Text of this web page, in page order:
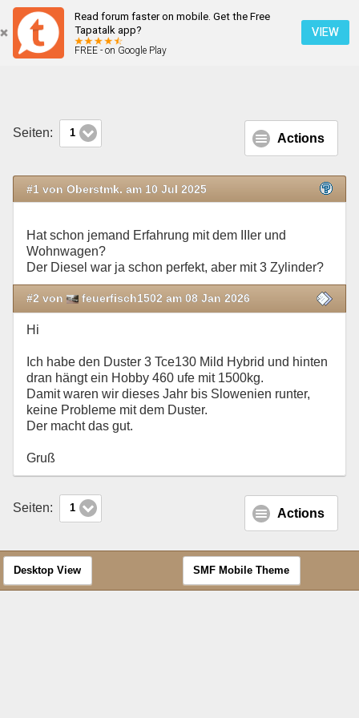
Read forum faster on mobile. Get the Free
Tapatalk app?
FREE - on Google Play
VIEW
anhängerbetrieb
Seiten: 1 Actions
#1 von Oberstmk. am 10 Jul 2025
Hat schon jemand Erfahrung mit dem IIIer und
Wohnwagen?
Der Diesel war ja schon perfekt, aber mit 3 Zylinder?
#2 von feuerfisch1502 am 08 Jan 2026
Hi
Ich habe den Duster 3 Tce130 Mild Hybrid und hinten
dran hängt ein Hobby 460 ufe mit 1500kg.
Damit waren wir dieses Jahr bis Slowenien runter,
keine Probleme mit dem Duster.
Der macht das gut.
Gruß
Seiten: 1 Actions
Desktop View SMF Mobile Theme